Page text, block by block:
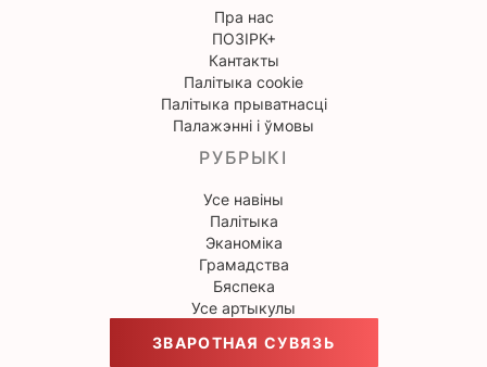
Пра нас
ПОЗІРК+
Кантакты
Палітыка cookie
Палітыка прыватнасці
Палажэнні і ўмовы
РУБРЫКІ
Усе навіны
Палітыка
Эканоміка
Грамадства
Бяспека
Усе артыкулы
ЗВАРОТНАЯ СУВЯЗЬ